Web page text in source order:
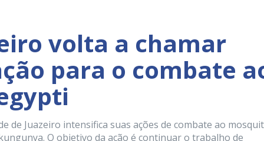
volta a chamar
para o combate
de Juazeiro intensifica suas ações de combate ao
O objetivo da ação é continuar o trabalho de